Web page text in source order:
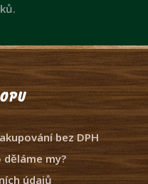
bez DPH
my?
údajů